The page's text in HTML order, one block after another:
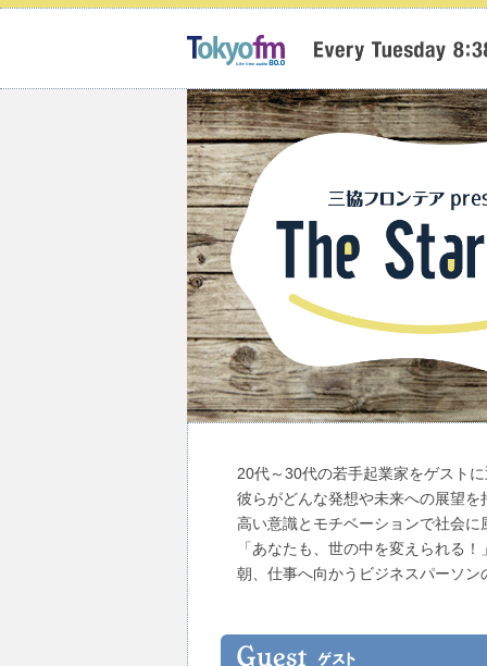
20代～30代の若手起業家をゲスト
彼らがどんな発想や未来への展望
高い意識とモチベーションで社会
「あなたも、世の中を変えられる！
朝、仕事へ向かうビジネスパーソ